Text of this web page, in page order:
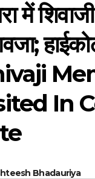
में शिवाजी
In
Bhadauriya